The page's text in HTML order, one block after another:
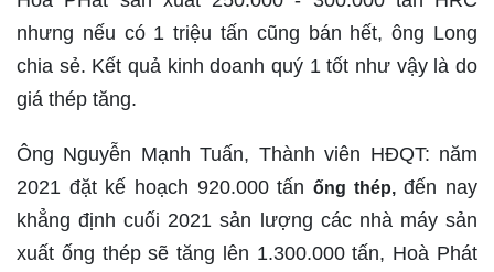
nhưng nếu có 1 triệu tấn cũng bán hết, ông Long
chia sẻ. Kết quả kinh doanh quý 1 tốt như vậy là do
giá thép tăng.
Ông Nguyễn Mạnh Tuấn, Thành viên HĐQT: năm
2021 đặt kế hoạch 920.000 tấn ống thép,đến nay
khẳng định cuối 2021 sản lượng các nhà máy sản
xuất ống thép sẽ tăng lên 1.300.000 tấn, Hoà Phát